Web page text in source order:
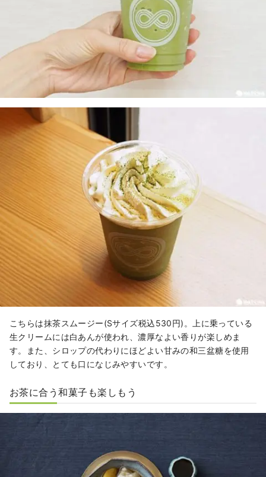
こちらは抹茶スムージー(Sサイズ税込530円)。上に乗っている
生クリームには白あんが使われ、濃厚なよい香りが楽しめま
す。また、シロップの代わりにほどよい甘みの和三盆糖を使用
しており、とても口になじみやすいです。
お茶に合う和菓子も楽しもう